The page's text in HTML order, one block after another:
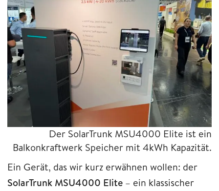
Der SolarTrunk MSU4000 Elite ist ein
Balkonkraftwerk Speicher mit 4kWh Kapazität.
Ein Gerät, das wir kurz erwähnen wollen: der
SolarTrunk MSU4000 Elite – ein klassischer